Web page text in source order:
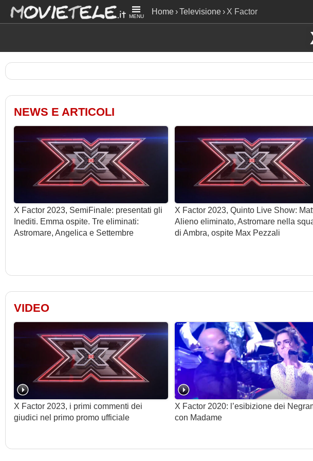
MENU
Home Televisione X Factor
NEWS E ARTICOLI
X Factor 2023, SemiFinale: presentati gli
Inediti. Emma ospite. Tre eliminati:
Astromare, Angelica e Settembre
X Factor 2023, Quinto Live Show:
Alieno eliminato, Astromare nella
di Ambra, ospite Max Pezzali
VIDEO
X Factor 2023, i primi commenti dei
giudici nel primo promo ufficiale
X Factor 2020: l’esibizione dei
con Madame